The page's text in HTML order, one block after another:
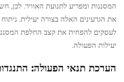
המסננות ומפריע לתנועת האוויר. לכן,
את הגרעינים האלה בצורה יעילית.
יעילות הפעולה.
הערכת תנאי הפעולה: